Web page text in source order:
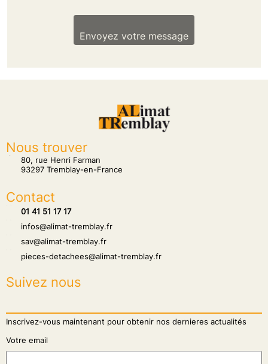
Envoyez votre message
Nous trouver
80, rue Henri Farman
93297 Tremblay-en-France
Contact
01 41 51 17 17
infos@alimat-tremblay.fr
sav@alimat-tremblay.fr
pieces-detachees@alimat-tremblay.fr
Suivez nous
Inscrivez-vous maintenant pour obtenir nos dernieres actualités
Votre email